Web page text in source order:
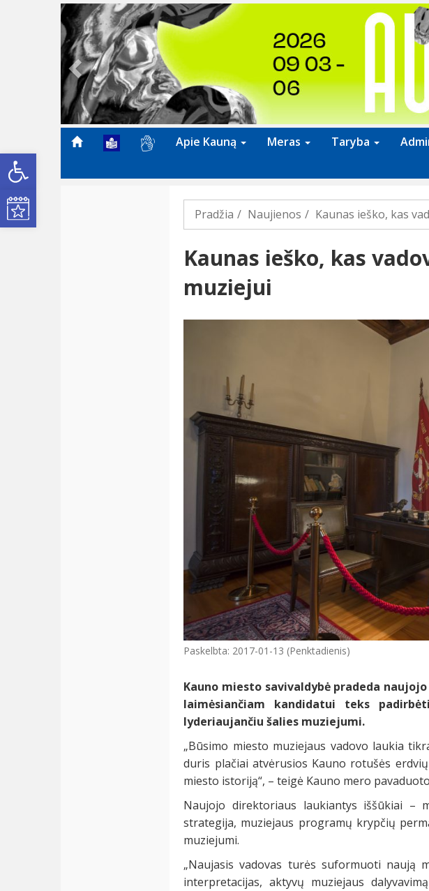
Open toolbar
Kultūros renginiai
Previous
Apie Kauną Meras Taryba
Pradžia Naujienos Kaunas ieško, kas
Kaunas ieško, kas
muziejui
Paskelbta: 2017-01-13 (Penktadienis)
Kauno miesto savivaldybė pradeda
laimėsiančiam kandidatui teks
lyderiaujančiu šalies muziejumi.
„Būsimo miesto muziejaus vadovo laukia
duris plačiai atvėrusios Kauno rotušės
miesto istoriją“, – teigė Kauno mero
Naujojo direktoriaus laukiantys iššūkiai –
strategija, muziejaus programų krypčių
muziejumi.
„Naujasis vadovas turės suformuoti naują
interpretacijas, aktyvų muziejaus